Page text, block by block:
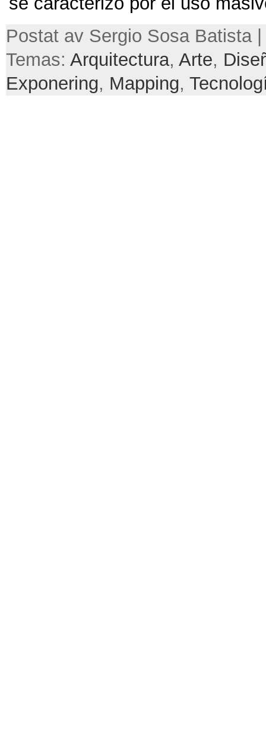
Postat av Sergio Sosa Batista
Temas: Arquitectura, Arte,
Exponering, Mapping,